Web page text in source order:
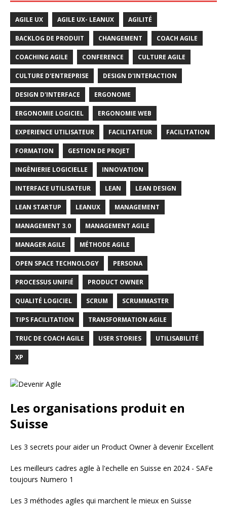
AGILE UX AGILE UX- LEANUX AGILITÉ
BACKLOG DE PRODUIT CHANGEMENT COACH AGILE
COACHING AGILE CONFERENCE CULTURE AGILE
CULTURE D'ENTREPRISE DESIGN D'INTERACTION
DESIGN D'INTERFACE ERGONOME
ERGONOMIE LOGICIEL ERGONOMIE WEB
EXPERIENCE UTILISATEUR FACILITATEUR FACILITATION
FORMATION GESTION DE PROJET
INGÈNIERIE LOGICIELLE INNOVATION
INTERFACE UTILISATEUR LEAN LEAN DESIGN
LEAN STARTUP LEANUX MANAGEMENT
MANAGEMENT 3.0 MANAGEMENT AGILE
MANAGER AGILE MÉTHODE AGILE
OPEN SPACE TECHNOLOGY PERSONA
PROCESSUS UNIFIÉ PRODUCT OWNER
QUALITÉ LOGICIEL SCRUM SCRUMMASTER
TIPS FACILITATION TRANSFORMATION AGILE
TRUC DE COACH AGILE USER STORIES UTILISABILITÉ
XP
Les organisations produit en
Suisse
Les 3 secrets pour aider un Product Owner à devenir Excellent
Les meilleurs cadres agile à l'echelle en Suisse en 2024 - SAFe
toujours Numero 1
Les 3 méthodes agiles qui marchent le mieux en Suisse